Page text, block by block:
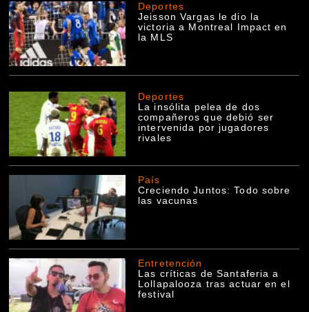
Deportes
Jeisson Vargas le dio la
victoria a Montreal Impact en
la MLS
Deportes
La insólita pelea de dos
compañeros que debió ser
intervenida por jugadores
rivales
País
Creciendo Juntos: Todo sobre
las vacunas
Entretención
Las críticas de Santaferia a
Lollapalooza tras actuar en el
festival